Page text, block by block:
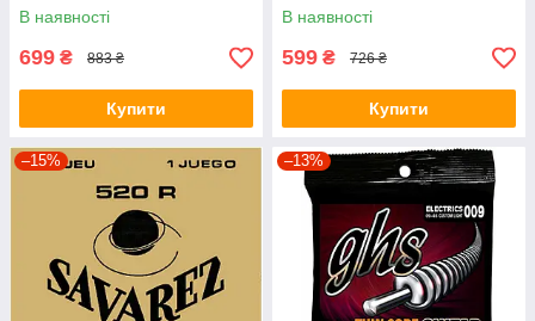
В наявності
699 ₴ 883 ₴
Купити
В наявності
599 ₴ 726 ₴
Купити
–15% –13%